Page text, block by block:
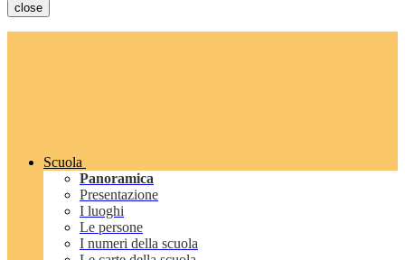
close
Scuola
Panoramica
Presentazione
I luoghi
Le persone
I numeri della scuola